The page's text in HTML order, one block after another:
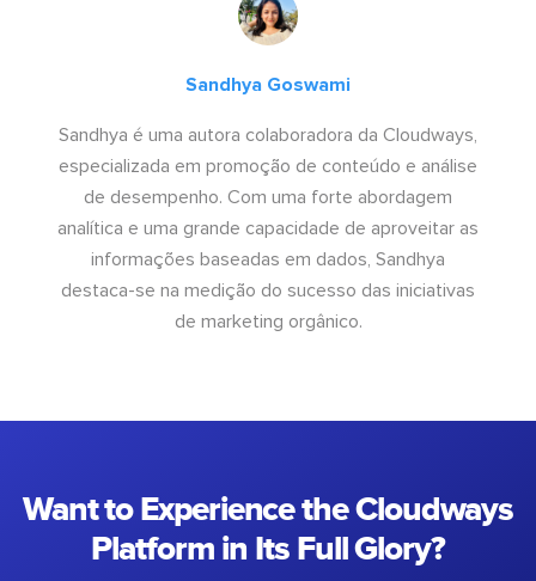
Sandhya Goswami
Sandhya é uma autora colaboradora da Cloudways,
especializada em promoção de conteúdo e análise
de desempenho. Com uma forte abordagem
analítica e uma grande capacidade de aproveitar as
informações baseadas em dados, Sandhya
destaca-se na medição do sucesso das iniciativas
de marketing orgânico.
Want to Experience the Cloudways
Platform in Its Full Glory?